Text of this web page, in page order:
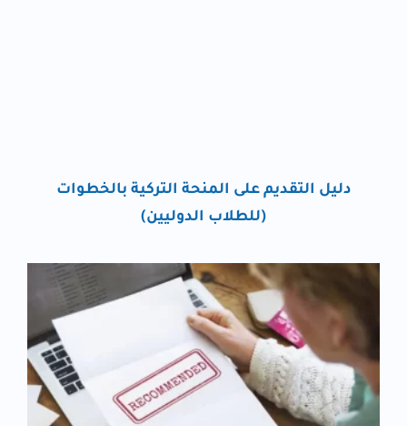
دليل التقديم على المنحة التركية بالخطوات
(للطلاب الدوليين)